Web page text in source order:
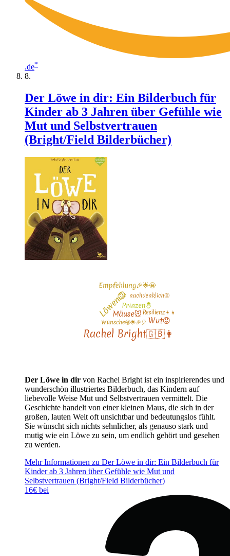
.de*
Der Löwe in dir: Ein Bilderbuch für
Kinder ab 3 Jahren über Gefühle wie
Mut und Selbstvertrauen
(Bright/Field Bilderbücher)
Der Löwe in dir von Rachel Bright ist ein inspirierendes und
wunderschön illustriertes Bilderbuch, das Kindern auf
liebevolle Weise Mut und Selbstvertrauen vermittelt. Die
Geschichte handelt von einer kleinen Maus, die sich in der
großen, lauten Welt oft unsichtbar und bedeutungslos fühlt.
Sie wünscht sich nichts sehnlicher, als genauso stark und
mutig wie ein Löwe zu sein, um endlich gehört und gesehen
zu werden.
Mehr Informationen zu Der Löwe in dir: Ein Bilderbuch für
Kinder ab 3 Jahren über Gefühle wie Mut und
Selbstvertrauen (Bright/Field Bilderbücher)
16€ bei